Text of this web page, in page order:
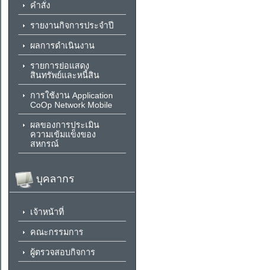
คำสั่ง
รายงานกิจการประจำปี
ผลการดำเนินงาน
รายการย่อแสดง
สินทรัพย์และหนี้สิน
การใช้งาน Application
CoOp Network Mobile
ผลของการประเมิน
ความเข้มแข็งของ
สหกรณ์
บุคลากร
เจ้าหน้าที่
คณะกรรมการ
ผู้ตรวจสอบกิจการ